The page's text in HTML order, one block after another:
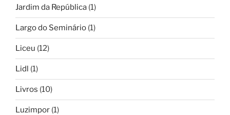
Jardim da República (1)
Largo do Seminário (1)
Liceu (12)
Lidl (1)
Livros (10)
Luzimpor (1)